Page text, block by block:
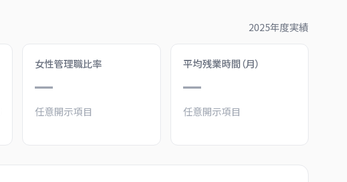
2025年度実績
女性管理職比率
—
任意開示項目
平均残業時間（月）
—
任意開示項目